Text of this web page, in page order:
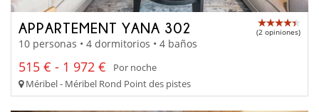
APPARTEMENT YANA 302 (2 opiniones)
10 personas • 4 dormitorios • 4 baños
515 € - 1 972 €
Por noche
Méribel - Méribel Rond Point des pistes